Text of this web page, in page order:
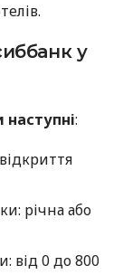
у
:
річна або
від 0 до 800